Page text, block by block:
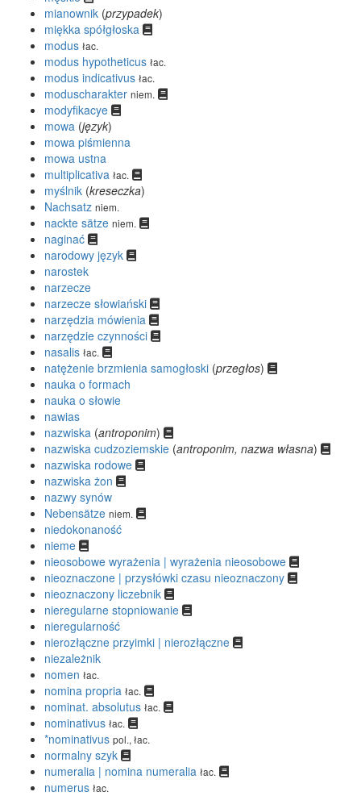
mianownik (przypadek)
miękka spółgłoska
modus łac.
modus hypotheticus łac.
modus indicativus łac.
moduscharakter niem.
modyfikacye
mowa (język)
mowa piśmienna
mowa ustna
multiplicativa łac.
myślnik (kreseczka)
Nachsatz niem.
nackte sätze niem.
naginać
narodowy język
narostek
narzecze
narzecze słowiański
narzędzia mówienia
narzędzie czynności
nasalis łac.
natężenie brzmienia samogłoski (przegłos)
nauka o formach
nauka o słowie
nawias
nazwiska (antroponim)
nazwiska cudzoziemskie (antroponim, nazwa własna)
nazwiska rodowe
nazwiska żon
nazwy synów
Nebensätze niem.
niedokonaność
nieme
nieosobowe wyrażenia | wyrażenia nieosobowe
nieoznaczone | przysłówki czasu nieoznaczony
nieoznaczony liczebnik
nieregularne stopniowanie
nieregularność
nierozłączne przyimki | nierozłączne
niezależnik
nomen łac.
nomina propria łac.
nominat. absolutus łac.
nominativus łac.
*nominativus pol., łac.
normalny szyk
numeralia | nomina numeralia łac.
numerus łac.